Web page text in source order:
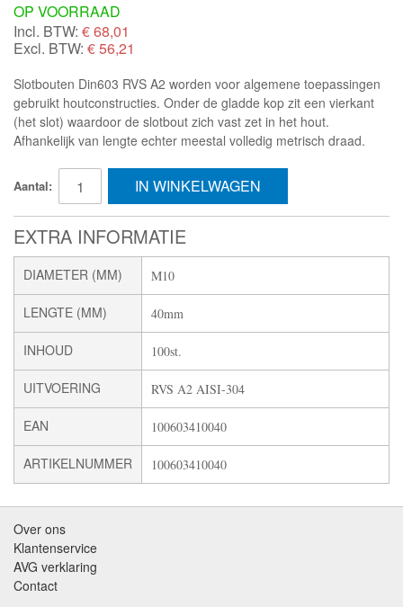
OP VOORRAAD
Incl. BTW: €68,01
Excl. BTW: € 56,21
Slotbouten Din603 RVS A2 worden voor algemene toepassingen
gebruikt houtconstructies. Onder de gladde kop zit een vierkant
(het slot) waardoor de slotbout zich vast zet in het hout.
Afhankelijk van lengte echter meestal volledig metrisch draad.
Aantal: IN WINKELWAGEN
EXTRA INFORMATIE
DIAMETER (MM) M10
LENGTE (MM) 40mm
INHOUD 100st.
UITVOERING RVS A2 AISI-304
EAN 100603410040
ARTIKELNUMMER 100603410040
Over ons
Klantenservice
AVG verklaring
Contact